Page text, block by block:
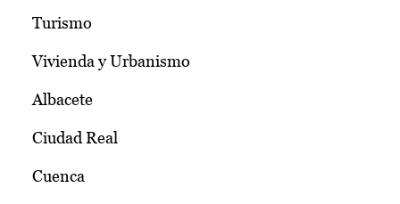
Turismo
Vivienda y Urbanismo
Albacete
Ciudad Real
Cuenca